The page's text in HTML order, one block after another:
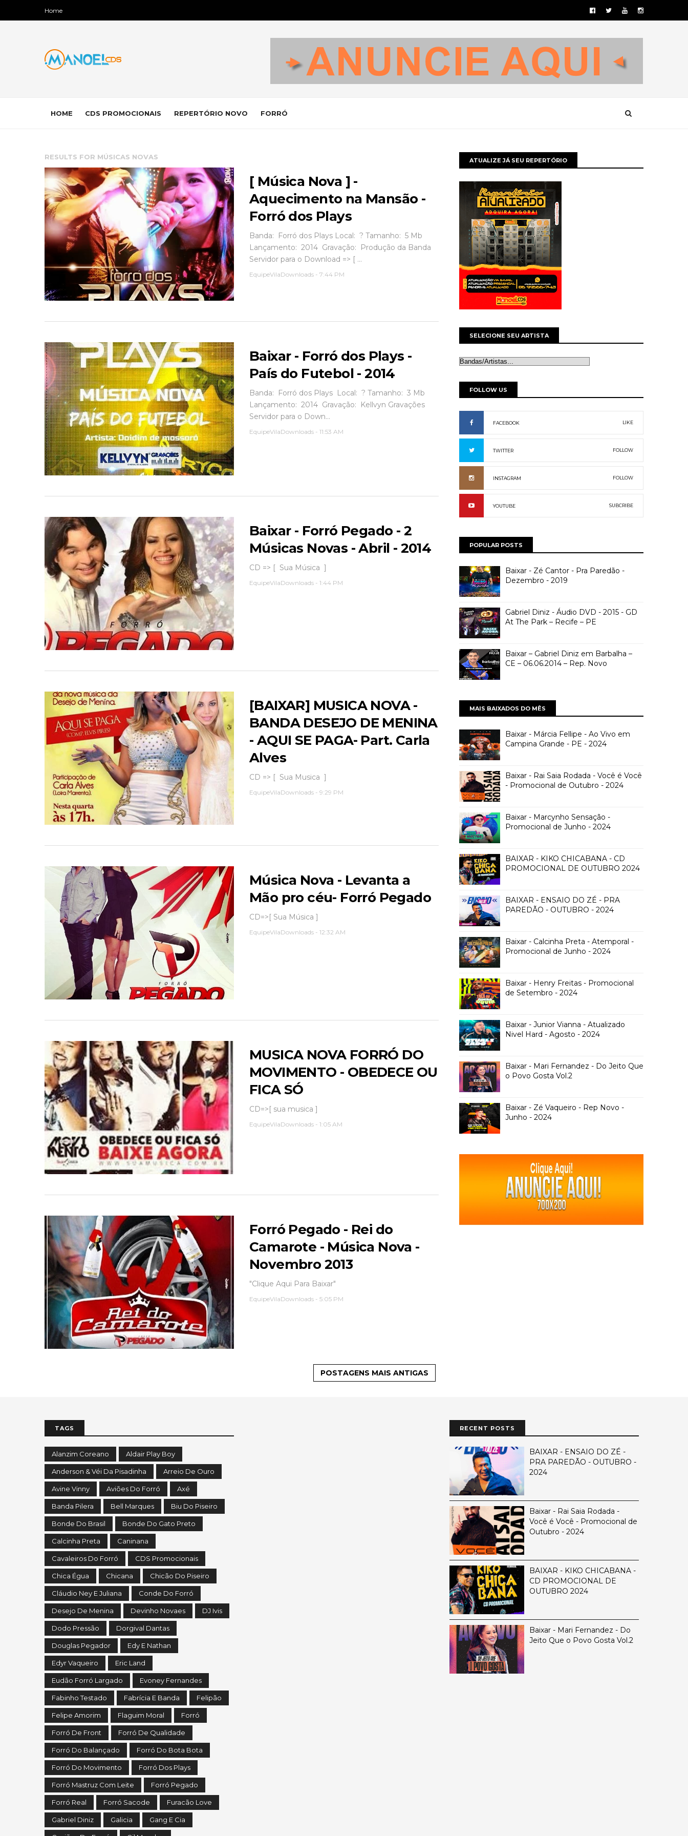
Home
HOME CDS PROMOCIONAIS REPERTÓRIO NOVO FORRÓ
RESULTS FOR MÚSICAS NOVAS
[ Música Nova ] -
Aquecimento na Mansão -
Forró dos Plays
Banda: Forró dos Plays Local: ? Tamanho: 5 Mb
Lançamento: 2014 Gravação: Produção da Banda
Servidor para o Download => [ ...
EquipeVilaDownloads - 7:44 PM
Baixar - Forró dos Plays -
País do Futebol - 2014
Banda: Forró dos Plays Local: ? Tamanho: 3 Mb
Lançamento: 2014 Gravação: Kellvyn Gravações
Servidor para o Down...
EquipeVilaDownloads - 11:53 AM
Baixar - Forró Pegado - 2
Músicas Novas - Abril - 2014
CD => [ Sua Música ]
EquipeVilaDownloads - 1:44 PM
[BAIXAR] MUSICA NOVA -
BANDA DESEJO DE MENINA
- AQUI SE PAGA- Part. Carla
Alves
CD => [ Sua Musica ]
EquipeVilaDownloads - 9:29 PM
Música Nova - Levanta a
Mão pro céu- Forró Pegado
CD=>[ Sua Música ]
EquipeVilaDownloads - 12:32 AM
MUSICA NOVA FORRÓ DO
MOVIMENTO - OBEDECE OU
FICA SÓ
CD=>[ sua musica ]
EquipeVilaDownloads - 1:05 AM
Forró Pegado - Rei do
Camarote - Música Nova -
Novembro 2013
"Clique Aqui Para Baixar"
EquipeVilaDownloads - 5:05 PM
POSTAGENS MAIS ANTIGAS
ATUALIZE JÁ SEU REPERTÓRIO
SELECIONE SEU ARTISTA
FOLLOW US
FACEBOOK LIKE
TWITTER FOLLOW
INSTAGRAM FOLLOW
YOUTUBE SUBCRIBE
POPULAR POSTS
Baixar - Zé Cantor - Pra Paredão -
Dezembro - 2019
Gabriel Diniz - Áudio DVD - 2015 - GD
At The Park – Recife – PE
Baixar – Gabriel Diniz em Barbalha –
CE – 06.06.2014 – Rep. Novo
MAIS BAIXADOS DO MÊS
Baixar - Márcia Fellipe - Ao Vivo em
Campina Grande - PE - 2024
Baixar - Rai Saia Rodada - Você é Você
- Promocional de Outubro - 2024
Baixar - Marcynho Sensação -
Promocional de Junho - 2024
BAIXAR - KIKO CHICABANA - CD
PROMOCIONAL DE OUTUBRO 2024
BAIXAR - ENSAIO DO ZÉ - PRA
PAREDÃO - OUTUBRO - 2024
Baixar - Calcinha Preta - Atemporal -
Promocional de Junho - 2024
Baixar - Henry Freitas - Promocional
de Setembro - 2024
Baixar - Junior Vianna - Atualizado
Nivel Hard - Agosto - 2024
Baixar - Mari Fernandez - Do Jeito Que
o Povo Gosta Vol.2
Baixar - Zé Vaqueiro - Rep Novo -
Junho - 2024
TAGS
Alanzim Coreano Aldair Play Boy
Anderson & Véi Da Pisadinha Arreio De Ouro
Avine Vinny Aviões Do Forró Axé
Banda Pilera Bell Marques Biu Do Piseiro
Bonde Do Brasil Bonde Do Gato Preto
Calcinha Preta Caninana
Cavaleiros Do Forró CDS Promocionais
Chica Égua Chicana Chicão Do Piseiro
Cláudio Ney E Juliana Conde Do Forró
Desejo De Menina Devinho Novaes DJ Ivis
Dodo Pressão Dorgival Dantas
Douglas Pegador Edy E Nathan
Edyr Vaqueiro Eric Land
Eudão Forró Largado Evoney Fernandes
Fabinho Testado Fabrícia E Banda Felipão
Felipe Amorim Flaguim Moral Forró
Forró De Front Forró De Qualidade
Forró Do Balançado Forró Do Bota Bota
Forró Do Movimento Forró Dos Plays
Forró Mastruz Com Leite Forró Pegado
Forró Real Forró Sacode Furacão Love
Gabriel Diniz Galicia Gang E Cia
RECENT POSTS
BAIXAR - ENSAIO DO ZÉ -
PRA PAREDÃO - OUTUBRO -
2024
Baixar - Rai Saia Rodada -
Você é Você - Promocional de
Outubro - 2024
BAIXAR - KIKO CHICABANA -
CD PROMOCIONAL DE
OUTUBRO 2024
Baixar - Mari Fernandez - Do
Jeito Que o Povo Gosta Vol.2